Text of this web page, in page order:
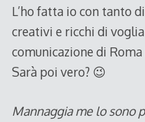
L’ho fatta io con tanto
creativi e ricchi di
comunicazione di Roma
Sarà poi vero? 😉
Mannaggia me lo sono